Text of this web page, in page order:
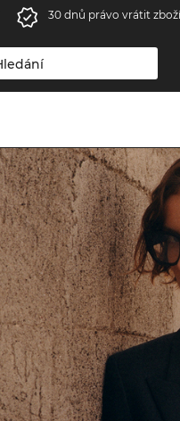
30 dnů právo vrátit zboží